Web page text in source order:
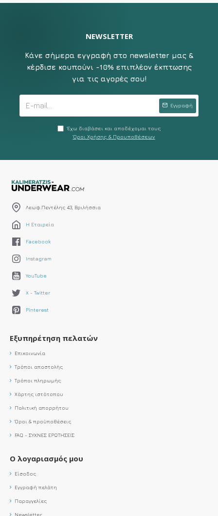
NEWSLETTER
Κάνε σήμερα εγγραφή στο newsletter μας &
κέρδισε κουπούνι -10% επιπλέον έκπτωσης
για τις αγορές σου!
Εγγραφή
Έχω διαβάσει και αποδέχομαι τους
Όροι Χρήσης & Προυποθέσεων
Λεωφ.Πεντέλης 43, Βριλήσσια
Η Εταιρεία
Facebook
Instagram
YouTube
X - Twitter
Pinterest
Εξυπηρέτηση πελατών
Επικοινωνία
Τρόποι αποστολής
Τρόποι πληρωμής
Χάρτης ιστότοπου
Πολιτική απορρήτου
Όροι & προϋποθέσεις
FAQ - ΣΥΧΝΕΣ ΕΡΩΤΗΣΕΙΣ
Ο λογαριασμός μου
Είσοδος
Εγγραφή πελάτη
Παραγγελίες
Newsletter